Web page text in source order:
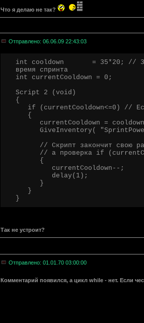
Что я делаю не так?
Отправлено: 06.06.09 22:43:03
int cooldown = 35*20; // 35*20
время спринта
int currentCooldown = 0;
Script 2 (void)
{
if (currentCooldown<=0) //
{
currentCooldown =
GiveInventory(
// Скрипт закончит свою
// а проверка if
{
currentCooldown--;
delay(1);
}
}
}
Так не устроит?
Отправлено: 01.01.70 03:00:00
Комментарий появился, а цикл while - нет. Если